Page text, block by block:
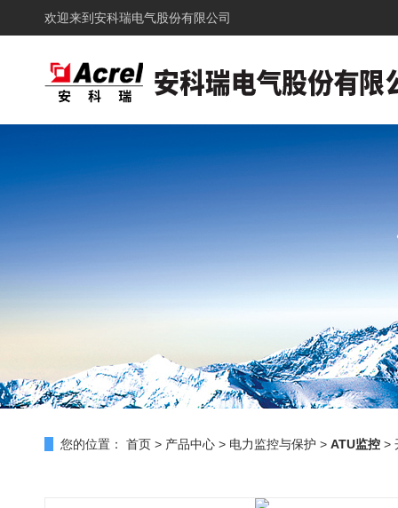
欢迎来到 安科瑞电气股份有限公司
您的位置： 首页 > 产品中心 > 电力监控与保护 > ATU监控 >